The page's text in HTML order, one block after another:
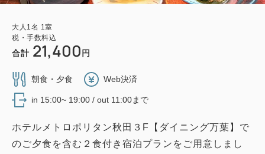
大人 1 名 1 室
税・手数料込
合計 21,400 円
朝食・夕食 Web決済
in 15:00~ 19:00 / out 11:00まで
ホテルメトロポリタン秋田３F【ダイニング万葉】で
のご夕食を含む２食付き宿泊プランをご用意しまし